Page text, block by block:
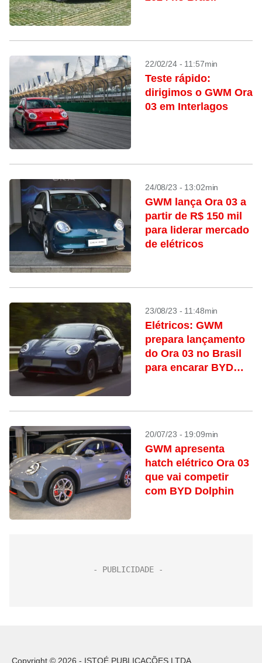
22/02/24 - 11:57min
Teste rápido:
dirigimos o GWM Ora
03 em Interlagos
24/08/23 - 13:02min
GWM lança Ora 03 a
partir de R$ 150 mil
para liderar mercado
de elétricos
23/08/23 - 11:48min
Elétricos: GWM
prepara lançamento
do Ora 03 no Brasil
para encarar BYD
20/07/23 - 19:09min
GWM apresenta
hatch elétrico Ora 03
que vai competir
com BYD Dolphin
Copyright © 2026 - ISTOÉ PUBLICAÇÕES LTDA